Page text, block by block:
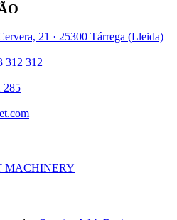
21 · 25300 Tárrega (Lleida)
312 312
285
MACHINERY